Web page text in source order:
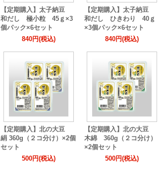
【定期購入】太子納豆
和だし 極小粒 45ｇ×3
個パック×6セット
840円(税込)
【定期購入】太子納豆
和だし ひきわり 40ｇ
×3個パック×6セット
840円(税込)
【定期購入】北の大豆
絹 360g（２コ分け）×2個
セット
500円(税込)
【定期購入】北の大豆
木綿 360g（２コ分け）
×2個セット
500円(税込)